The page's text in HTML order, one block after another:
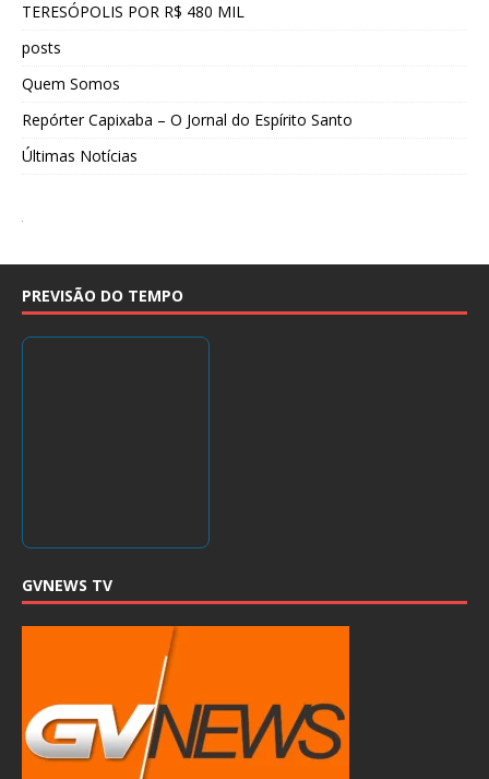
TERESÓPOLIS POR R$ 480 MIL
posts
Quem Somos
Repórter Capixaba – O Jornal do Espírito Santo
Últimas Notícias
PREVISÃO DO TEMPO
GVNEWS TV